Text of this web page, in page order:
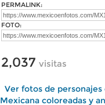
PERMALINK:
FOTO:
2,037 visitas
Ver fotos de personajes
Mexicana coloreadas y